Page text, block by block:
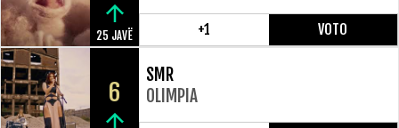
25 JAVË +1 VOTO
6
SMR
OLIMPIA